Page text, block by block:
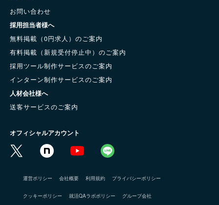
お問い合わせ
採用担当者様へ
無料掲載（0円求人）のご案内
有料掲載（新規受付停止中）のご案内
採用ツール制作サービスのご案内
インターン制作サービスのご案内
人材会社様へ
送客サービスのご案内
オフィシャルアカウント
運営ポリシー 会社概要 利用規約 プライバシーポリシー
クッキーポリシー 就活QAラボポリシー グループ会社